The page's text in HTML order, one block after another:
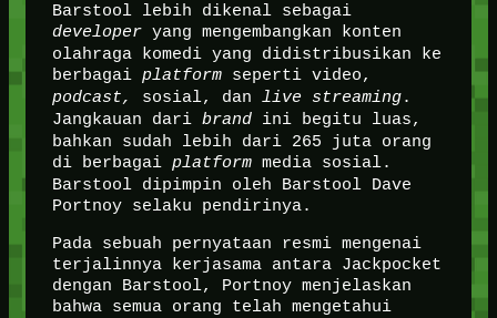
Barstool lebih dikenal sebagai
developeryang mengembangkan konten
olahraga komedi yang didistribusikan ke
berbagai platformseperti video,
podcast, sosial, dan live streaming.
Jangkauan dari brandini begitu luas,
bahkan sudah lebih dari 265 juta orang
di berbagai platformmedia sosial.
Barstool dipimpin oleh Barstool Dave
Portnoy selaku pendirinya.
Pada sebuah pernyataan resmi mengenai
terjalinnya kerjasama antara Jackpocket
dengan Barstool, Portnoy menjelaskan
bahwa semua orang telah mengetahui